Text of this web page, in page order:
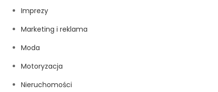
Imprezy
Marketing i reklama
Moda
Motoryzacja
Nieruchomości